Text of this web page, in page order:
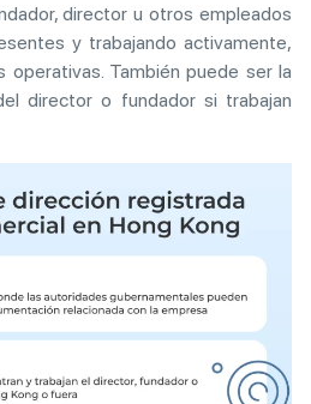
director u otros empleados
y trabajando activamente,
operativas. También puede ser la
director o fundador si trabajan